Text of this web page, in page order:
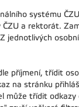
systému
a rektorát.
příjmení, třídit
na stránku
může třídit